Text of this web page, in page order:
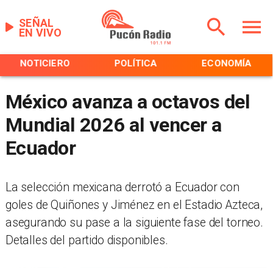
EN VIVO
SEÑAL
NOTICIERO POLÍTICA ECONOMÍA
México avanza a octavos del
Mundial 2026 al vencer a
Ecuador
La selección mexicana derrotó a Ecuador con
goles de Quiñones y Jiménez en el Estadio Azteca,
asegurando su pase a la siguiente fase del torneo.
Detalles del partido disponibles.